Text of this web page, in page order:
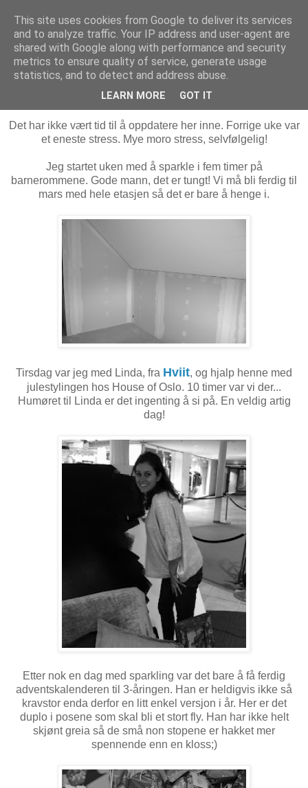
MARTHE EIDAHL
mandag 5. desember 2011
Det har ikke vært tid til å oppdatere her inne. Forrige uke var
et eneste stress. Mye moro stress, selvfølgelig!
Jeg startet uken med å sparkle i fem timer på
barnerommene. Gode mann, det er tungt! Vi må bli ferdig til
mars med hele etasjen så det er bare å henge i.
Tirsdag var jeg med Linda, fra Hviit, og hjalp henne med
julestylingen hos House of Oslo. 10 timer var vi der...
Humøret til Linda er det ingenting å si på. En veldig artig
dag!
Etter nok en dag med sparkling var det bare å få ferdig
adventskalenderen til 3-åringen. Han er heldigvis ikke så
kravstor enda derfor en litt enkel versjon i år. Her er det
duplo i posene som skal bli et stort fly. Han har ikke helt
skjønt greia så de små non stopene er hakket mer
spennende enn en kloss;)
This site uses cookies from Google to deliver its services
and to analyze traffic. Your IP address and user-agent are
shared with Google along with performance and security
metrics to ensure quality of service, generate usage
statistics, and to detect and address abuse.
LEARN MORE GOT IT